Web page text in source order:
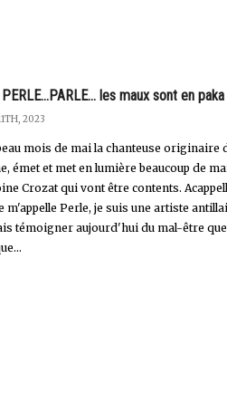
les maux sont en
2023
mois de mai la chanteuse originaire
émet et met en lumière beaucoup de
Crozat qui vont être contents.
m'appelle Perle, je suis une artiste
témoigner aujourd'hui du mal-être